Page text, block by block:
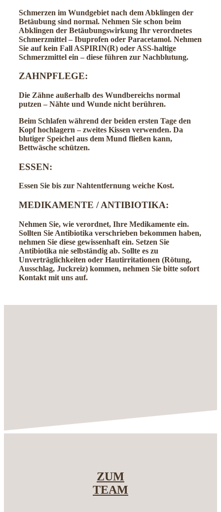
Schmerzen im Wundgebiet nach dem Abklingen der
Betäubung sind normal. Nehmen Sie schon beim
Abklingen der Betäubungswirkung Ihr verordnetes
Schmerzmittel – Ibuprofen oder Paracetamol. Nehmen
Sie auf kein Fall ASPIRIN(R) oder ASS-haltige
Schmerzmittel ein – diese führen zur Nachblutung.
ZAHNPFLEGE:
Die Zähne außerhalb des Wundbereichs normal
putzen – Nähte und Wunde nicht berühren.
Beim Schlafen während der beiden ersten Tage den
Kopf hochlagern – zweites Kissen verwenden. Da
blutiger Speichel aus dem Mund fließen kann,
Bettwäsche schützen.
ESSEN:
Essen Sie bis zur Nahtentfernung weiche Kost.
MEDIKAMENTE / ANTIBIOTIKA:
Nehmen Sie, wie verordnet, Ihre Medikamente ein.
Sollten Sie Antibiotika verschrieben bekommen haben,
nehmen Sie diese gewissenhaft ein. Setzen Sie
Antibiotika nie selbständig ab. Sollte es zu
Unverträglichkeiten oder Hautirritationen (Rötung,
Ausschlag, Juckreiz) kommen, nehmen Sie bitte sofort
Kontakt mit uns auf.
ZUM
TEAM